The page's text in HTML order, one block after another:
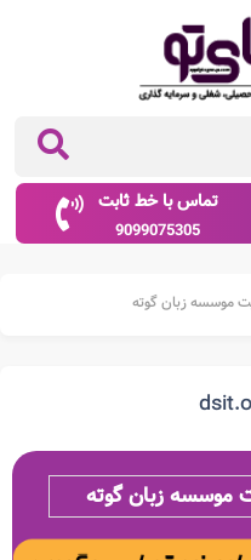
تماس با خط ثابت
9099075305
موسسه زبان گوته
موسسه زبان گوته